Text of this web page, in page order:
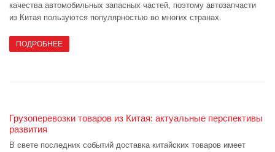
качества автомобильных запасных частей, поэтому автозапчасти
из Китая пользуются популярностью во многих странах.
ПОДРОБНЕЕ
Грузоперевозки товаров из Китая: актуальные перспективы
развития
В свете последних событий доставка китайских товаров имеет